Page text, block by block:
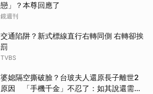
戀」？本尊回應了
鏡週刊
交通陷阱？新式標線直行右轉同側 右轉卻挨
罰
TVBS
婆媳隔空撕破臉？台玻夫人還原長子離世2
原因 「手機千金」不忍了：如其說還需要